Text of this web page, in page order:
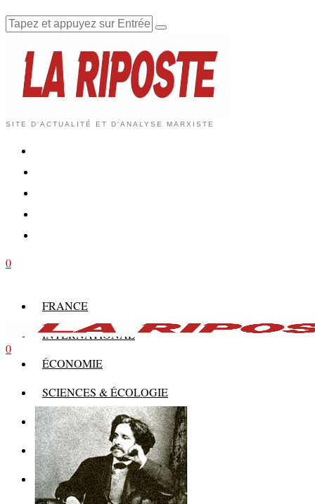
SITE D'ACTUALITÉ ET D'ANALYSE MARXISTE
0
FRANCE
INTERNATIONAL
ÉCONOMIE
SCIENCES & ÉCOLOGIE
HISTOIRE
THÉORIE
CULTURE
0